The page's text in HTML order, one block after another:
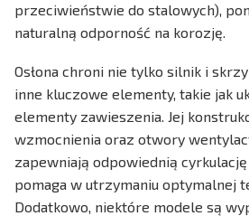
przeciwieństwie do stalowych),
naturalną odporność na korozję.
Osłona chroni nie tylko silnik i
inne kluczowe elementy, takie jak
elementy zawieszenia. Jej
wzmocnienia oraz otwory
zapewniają odpowiednią
pomaga w utrzymaniu optymalnej
Dodatkowo, niektóre modele są